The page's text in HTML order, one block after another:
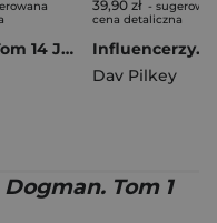
Dogman Tom 14 Józek wierzy
39,90 zł -
cena detaliczna
Dav Pilkey
Dogman. Tom 1